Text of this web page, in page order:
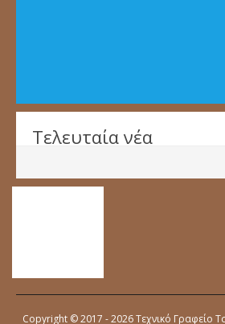
Τελευταία νέα
Copyright © 2017 - 2026 Τεχνικό Γραφείο